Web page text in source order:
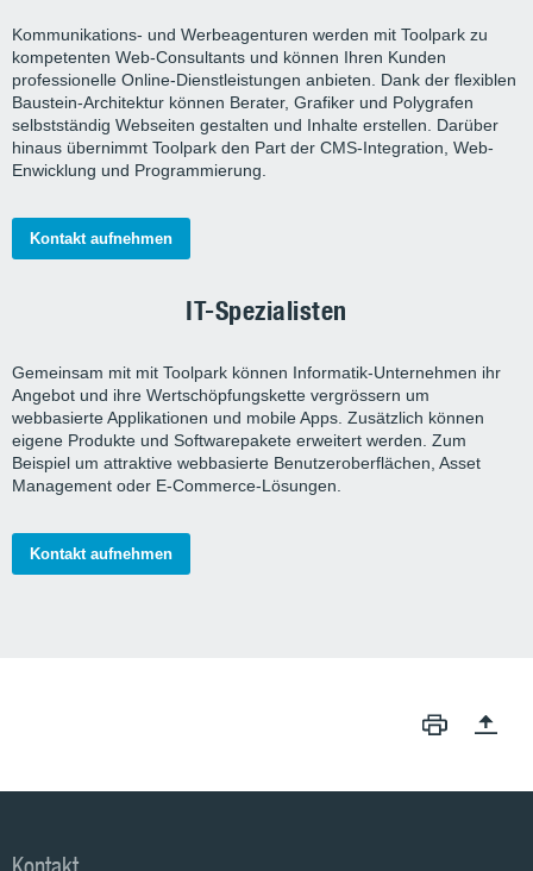
Kommunikations- und Werbeagenturen werden mit Toolpark zu
kompetenten Web-Consultants und können Ihren Kunden
professionelle Online-Dienstleistungen anbieten. Dank der flexiblen
Baustein-Architektur können Berater, Grafiker und Polygrafen
selbstständig Webseiten gestalten und Inhalte erstellen. Darüber
hinaus übernimmt Toolpark den Part der CMS-Integration, Web-
Enwicklung und Programmierung.
Kontakt aufnehmen
IT-Spezialisten
Gemeinsam mit mit Toolpark können Informatik-Unternehmen ihr
Angebot und ihre Wertschöpfungskette vergrössern um
webbasierte Applikationen und mobile Apps. Zusätzlich können
eigene Produkte und Softwarepakete erweitert werden. Zum
Beispiel um attraktive webbasierte Benutzeroberflächen, Asset
Management oder E-Commerce-Lösungen.
Kontakt aufnehmen
Kontakt